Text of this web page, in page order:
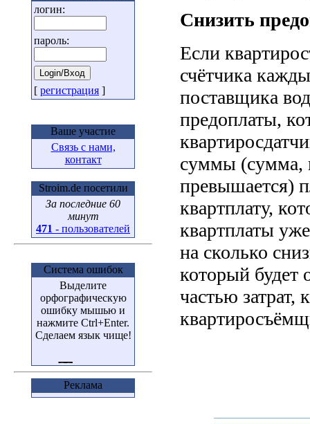
логин:
пароль:
[ регистрация ]
Ваше участие
Связь с нами,
контакт
Stroim.de посетили
За последние 60
минут
471 - пользователей
Система ошибок
Выделите
орфографическую
ошибку мышью и
нажмите Ctrl+Enter.
Сделаем язык чище!
Реклама
Снизить
Если
счётчика
поставщика
предоплаты,
суммы (сумма,
превышается)
квартплату,
квартплаты
на сколько
который будет
частью затрат,